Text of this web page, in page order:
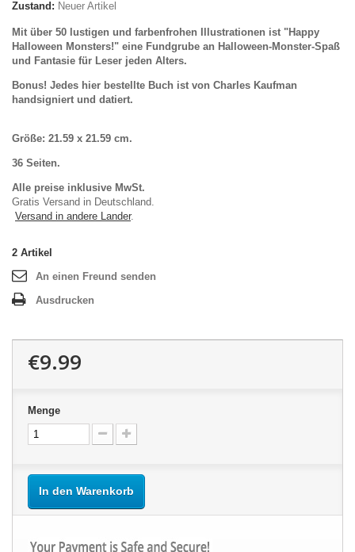
Zustand: Neuer Artikel
Mit über 50 lustigen und farbenfrohen Illustrationen ist "Happy
Halloween Monsters!" eine Fundgrube an Halloween-Monster-Spaß
und Fantasie für Leser jeden Alters.
Bonus! Jedes hier bestellte Buch ist von Charles Kaufman
handsigniert und datiert.
Größe: 21.59 x 21.59 cm.
36 Seiten.
Alle preise inklusive MwSt.
Gratis Versand in Deutschland.
Versand in andere Lander.
2 Artikel
An einen Freund senden
Ausdrucken
€9.99
Menge
In den Warenkorb